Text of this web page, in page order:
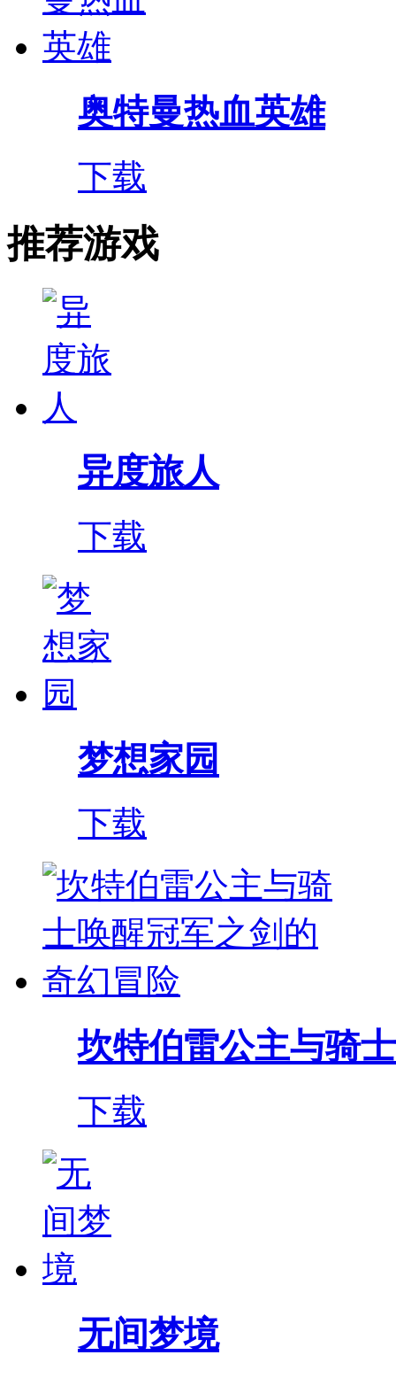
奥特曼热血英雄
下载
推荐游戏
异度旅人
下载
梦想家园
下载
坎特伯雷公主与骑
下载
无间梦境